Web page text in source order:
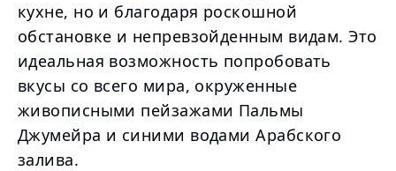
кухне, но и благодаря роскошной
обстановке и непревзойденным видам. Это
идеальная возможность попробовать
вкусы со всего мира, окруженные
живописными пейзажами Пальмы
Джумейра и синими водами Арабского
залива.